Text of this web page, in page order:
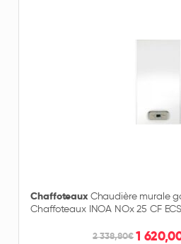
ChaffoteauxChaudière murale
Chaffoteaux INOA NOx 25 CF ECS
2 338,80€ 1